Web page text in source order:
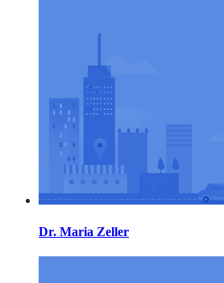
Dr. Maria Zeller